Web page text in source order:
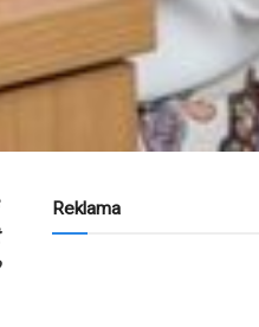
Reklama